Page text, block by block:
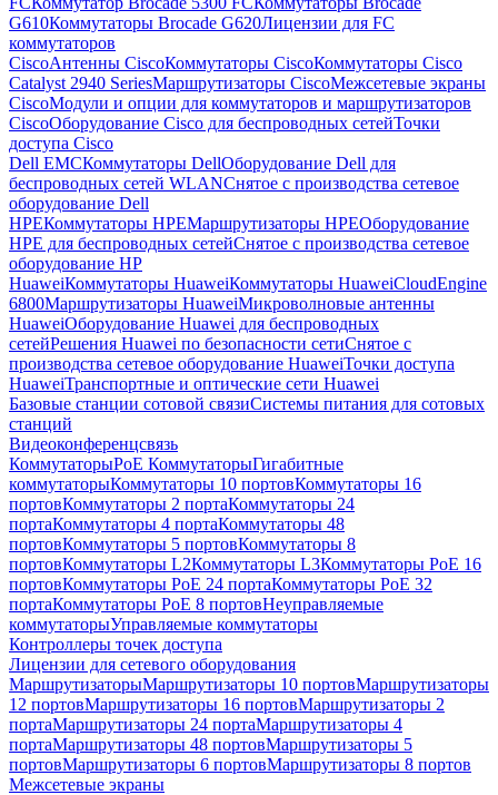
G610Коммутаторы Brocade G620Лицензии для FC
коммутаторов
CiscoАнтенны CiscoКоммутаторы CiscoКоммутаторы Cisco
Catalyst 2940 SeriesМаршрутизаторы CiscoМежсетевые экраны
CiscoМодули и опции для коммутаторов и маршрутизаторов
CiscoОборудование Cisco для беспроводных сетейТочки
доступа Cisco
Dell EMCКоммутаторы DellОборудование Dell для
беспроводных сетей WLANСнятое с производства сетевое
оборудование Dell
HPEКоммутаторы HPEМаршрутизаторы HPEОборудование
HPE для беспроводных сетейСнятое с производства сетевое
оборудование HP
HuaweiКоммутаторы HuaweiКоммутаторы HuaweiCloudEngine
6800Маршрутизаторы HuaweiМикроволновые антенны
HuaweiОборудование Huawei для беспроводных
сетейРешения Huawei по безопасности сетиСнятое с
производства сетевое оборудование HuaweiТочки доступа
HuaweiТранспортные и оптические сети Huawei
Базовые станции сотовой связиСистемы питания для сотовых
станций
Видеоконференцсвязь
КоммутаторыPoE КоммутаторыГигабитные
коммутаторыКоммутаторы 10 портовКоммутаторы 16
портовКоммутаторы 2 портаКоммутаторы 24
портаКоммутаторы 4 портаКоммутаторы 48
портовКоммутаторы 5 портовКоммутаторы 8
портовКоммутаторы L2Коммутаторы L3Коммутаторы PoE 16
портовКоммутаторы PoE 24 портаКоммутаторы PoE 32
портаКоммутаторы PoE 8 портовНеуправляемые
коммутаторыУправляемые коммутаторы
Контроллеры точек доступа
Лицензии для сетевого оборудования
МаршрутизаторыМаршрутизаторы 10 портовМаршрутизаторы
12 портовМаршрутизаторы 16 портовМаршрутизаторы 2
портаМаршрутизаторы 24 портаМаршрутизаторы 4
портаМаршрутизаторы 48 портовМаршрутизаторы 5
портовМаршрутизаторы 6 портовМаршрутизаторы 8 портов
Межсетевые экраны